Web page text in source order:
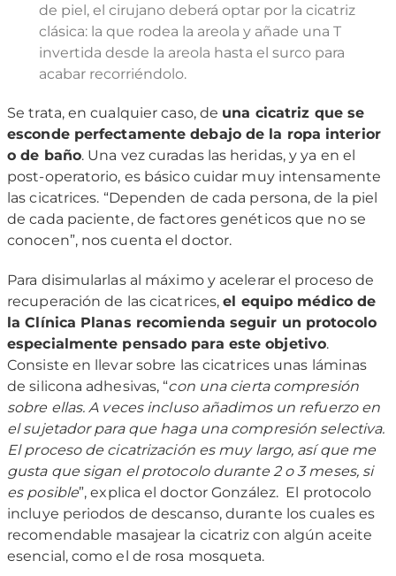
de piel, el cirujano deberá optar por la cicatriz
clásica: la que rodea la areola y añade una T
invertida desde la areola hasta el surco para
acabar recorriéndolo.
Se trata, en cualquier caso, de una cicatriz que se
esconde perfectamente debajo de la ropa interior
o de baño. Una vez curadas las heridas, y ya en el
post-operatorio, es básico cuidar muy intensamente
las cicatrices. “Dependen de cada persona, de la piel
de cada paciente, de factores genéticos que no se
conocen”, nos cuenta el doctor.
Para disimularlas al máximo y acelerar el proceso de
recuperación de las cicatrices,el equipo médico de
la Clínica Planas recomienda seguir un protocolo
especialmente pensado para este objetivo.
Consiste en llevar sobre las cicatrices unas láminas
de silicona adhesivas, “con una cierta compresión
sobre ellas. A veces incluso añadimos un refuerzo en
el sujetador para que haga una compresión selectiva.
El proceso de cicatrización es muy largo, así que me
gusta que sigan el protocolo durante 2 o 3 meses, si
es posible”, explica el doctor González. El protocolo
incluye periodos de descanso, durante los cuales es
recomendable masajear la cicatriz con algún aceite
esencial, como el de rosa mosqueta.